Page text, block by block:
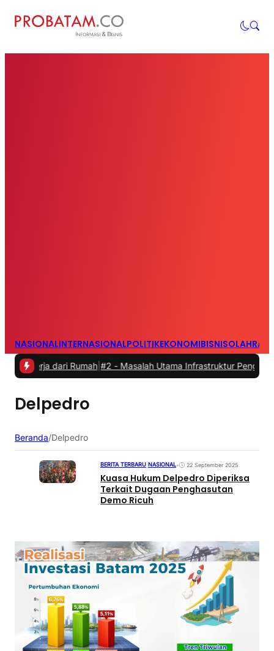
NASIONALINTERNASIONALPOLITIKEKONOMIBISNIS
dari Rumah| #2 -Masalah Utama Infrastruktur Pengisian Daya
Delpedro
Beranda/Delpedro
BERITA TERBARU NASIONAL• 22 September 2025
Kuasa Hukum Delpedro Diperiksa
Terkait Dugaan Penghasutan
Demo Ricuh